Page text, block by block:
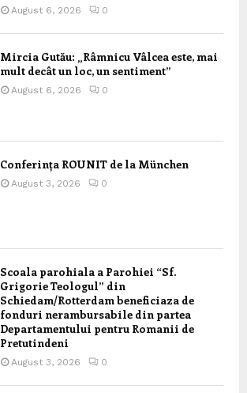
August 6, 2026 0
Mircia Gutău: „Râmnicu Vâlcea este, mai
mult decât un loc, un sentiment”
August 6, 2026 0
Conferința ROUNIT de la München
August 3, 2026 0
Scoala parohiala a Parohiei “Sf.
Grigorie Teologul” din
Schiedam/Rotterdam beneficiaza de
fonduri nerambursabile din partea
Departamentului pentru Romanii de
Pretutindeni
August 3, 2026 0